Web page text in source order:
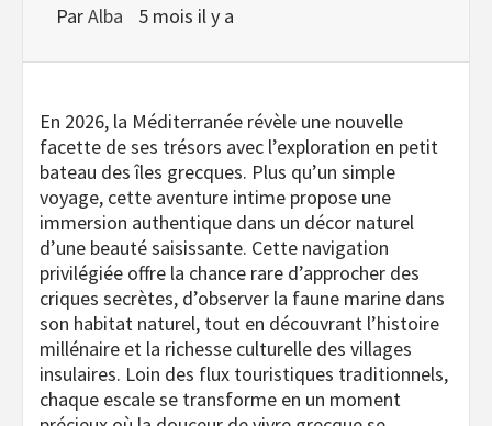
ParAlba 5 mois il y a
En 2026, la Méditerranée révèle une nouvelle
facette de ses trésors avec l’exploration en petit
bateau des îles grecques. Plus qu’un simple
voyage, cette aventure intime propose une
immersion authentique dans un décor naturel
d’une beauté saisissante. Cette navigation
privilégiée offre la chance rare d’approcher des
criques secrètes, d’observer la faune marine dans
son habitat naturel, tout en découvrant l’histoire
millénaire et la richesse culturelle des villages
insulaires. Loin des flux touristiques traditionnels,
chaque escale se transforme en un moment